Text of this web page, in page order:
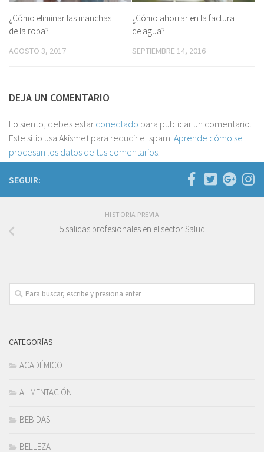
¿Cómo eliminar las manchas
de la ropa?
AGOSTO 3, 2017
¿Cómo ahorrar en la factura
de agua?
SEPTIEMBRE 14, 2016
DEJA UN COMENTARIO
Lo siento, debes estar conectado para publicar un comentario.
Este sitio usa Akismet para reducir el spam. Aprende cómo se
procesan los datos de tus comentarios.
SEGUIR:
HISTORIA PREVIA
5 salidas profesionales en el sector Salud
CATEGORÍAS
ACADÉMICO
ALIMENTACIÓN
BEBIDAS
BELLEZA